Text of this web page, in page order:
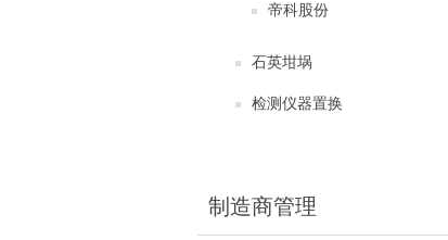
帝科股份
石英坩埚
检测仪器置换
制造商管理